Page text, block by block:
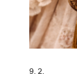
9. 2.